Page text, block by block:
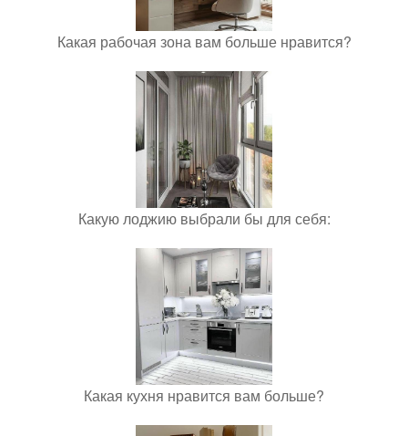
Какая рабочая зона вам больше нравится?
Какую лоджию выбрали бы для себя:
Какая кухня нравится вам больше?